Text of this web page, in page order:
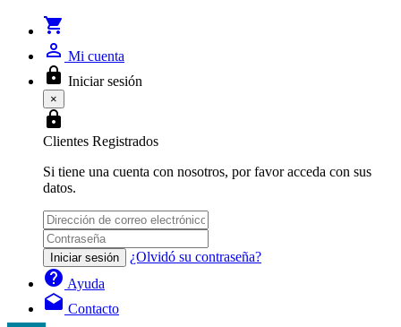
shopping_cart
person_outline Mi cuenta
lock Iniciar sesión
×
lock
Clientes Registrados
Si tiene una cuenta con nosotros, por favor acceda con sus
datos.
Iniciar sesión ¿Olvidó su contraseña?
help Ayuda
drafts Contacto